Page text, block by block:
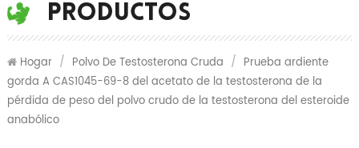
Productos
Hogar / Polvo De Testosterona Cruda / Prueba ardiente
gorda A CAS1045-69-8 del acetato de la testosterona de la
pérdida de peso del polvo crudo de la testosterona del esteroide
anabólico